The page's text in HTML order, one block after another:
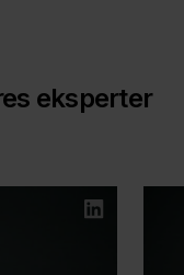
eksperter